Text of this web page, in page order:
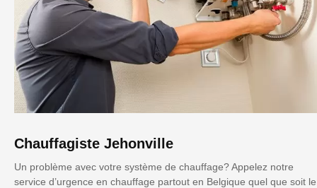
Chauffagiste Jehonville
Un problème avec votre système de chauffage? Appelez notre
service d’urgence en chauffage partout en Belgique quel que soit le